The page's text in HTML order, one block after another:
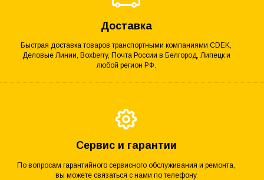
Доставка
Быстрая доставка товаров транспортными компаниями CDEK,
Деловые Линии, Boxberry, Почта России в Белгород, Липецк и
любой регион РФ.
Сервис и гарантии
По вопросам гарантийного сервисного обслуживания и ремонта,
вы можете связаться с нами по телефону